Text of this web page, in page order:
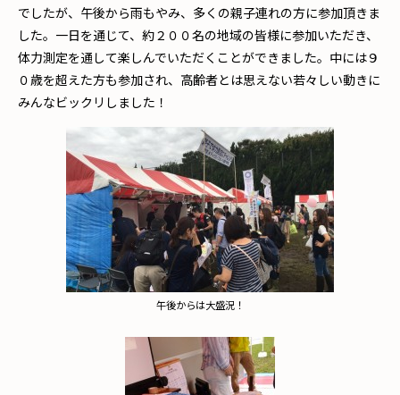
でしたが、午後から雨もやみ、多くの親子連れの方に参加頂きま
した。一日を通じて、約２００名の地域の皆様に参加いただき、
体力測定を通して楽しんでいただくことができました。中には９
０歳を超えた方も参加され、高齢者とは思えない若々しい動きに
みんなビックリしました！
午後からは大盛況！